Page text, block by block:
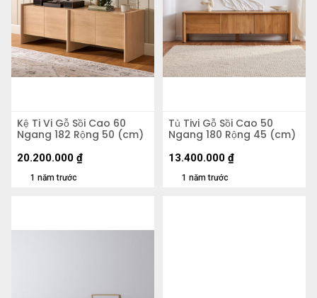
Kệ Ti Vi Gỗ Sồi Cao 60
Ngang 182 Rộng 50 (cm)
1 năm trước
20.200.000 ₫
Tủ Tivi Gỗ Sồi Cao 50
Ngang 180 Rộng 45 (cm)
1 năm trước
13.400.000 ₫